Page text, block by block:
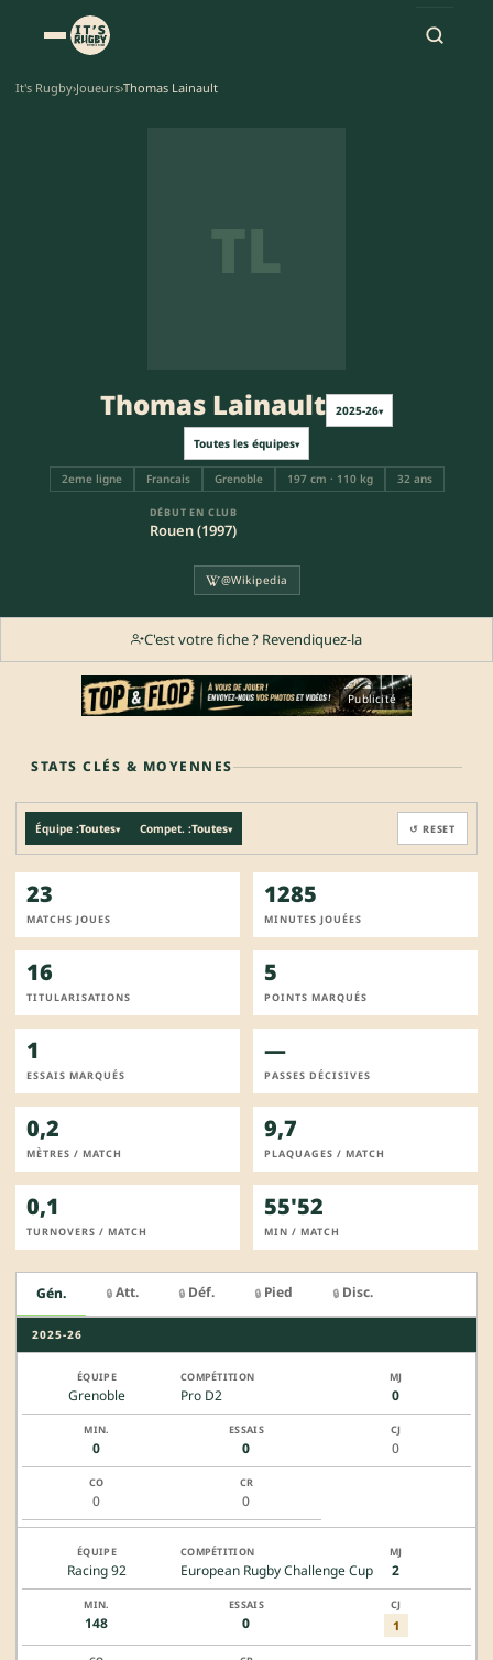
It's Rugby›Joueurs›Thomas Lainault
TL
Thomas Lainault 2025-26▾
Toutes les équipes▾
2eme ligne Francais Grenoble 197 cm · 110 kg 32 ans
DÉBUT EN CLUB
Rouen (1997)
@Wikipedia
C'est votre fiche ? Revendiquez-la
Publicité
STATS CLÉS & MOYENNES
Équipe :Toutes▾ Compet. :Toutes▾ ↺ RESET
23
MATCHS JOUES
1285
MINUTES JOUÉES
16
TITULARISATIONS
5
POINTS MARQUÉS
1
ESSAIS MARQUÉS
—
PASSES DÉCISIVES
0,2
MÈTRES / MATCH
9,7
PLAQUAGES / MATCH
0,1
TURNOVERS / MATCH
55'52
MIN / MATCH
Gén. 🔒 Att. 🔒 Déf. 🔒 Pied 🔒 Disc.
2025-26
Grenoble Pro D2 0
0 0 0
0 0
Racing 92 European Rugby Challenge Cup 2
148 0 1